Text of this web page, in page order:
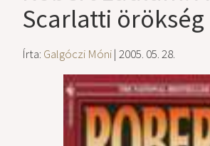
Scarlatti örökség
Írta: Galgóczi Móni| 2005. 05. 28.